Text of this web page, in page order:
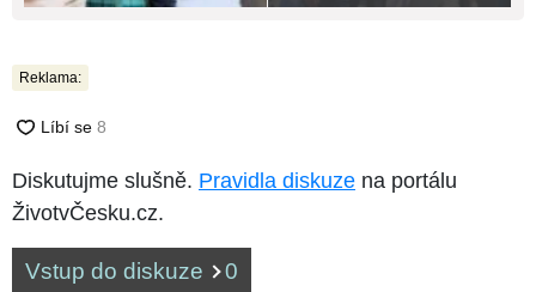
Reklama:
Diskutujme slušně. Pravidla diskuze na portálu
ŽivotvČesku.cz.
Vstup do diskuze 0